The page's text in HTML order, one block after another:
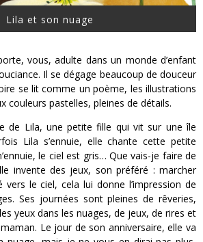
Lila et son nuage
vous, adulte dans un monde d’enfant
Il se dégage beaucoup de douceur
se lit comme un poème, les illustrations
couleurs pastelles, pleines de détails.
de Lila, une petite fille qui vit sur une île
Lila s’ennuie, elle chante cette petite
le ciel est gris… Que vais-je faire de
invente des jeux, son préféré : marcher
le ciel, cela lui donne l’impression de
Ses journées sont pleines de rêveries,
yeux dans les nuages, de jeux, de rires et
Le jour de son anniversaire, elle va